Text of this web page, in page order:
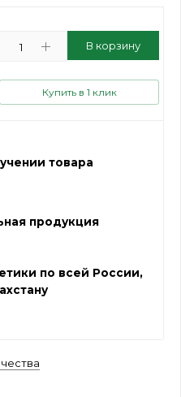
В корзину
Купить в 1 клик
товара
продукция
по всей России,